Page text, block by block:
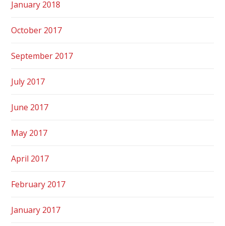
January 2018
October 2017
September 2017
July 2017
June 2017
May 2017
April 2017
February 2017
January 2017